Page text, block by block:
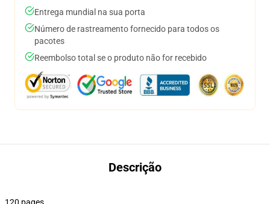
Entrega mundial na sua porta
Número de rastreamento fornecido para todos os
pacotes
Reembolso total se o produto não for recebido
Descrição